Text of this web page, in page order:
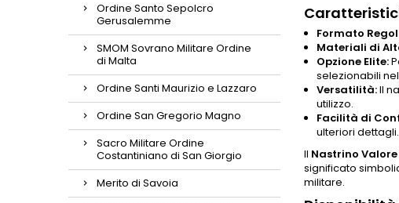
Ordine Santo Sepolcro
Gerusalemme
SMOM Sovrano Militare Ordine
di Malta
Ordine Santi Maurizio e Lazzaro
Ordine San Gregorio Magno
Sacro Militare Ordine
Costantiniano di San Giorgio
Merito di Savoia
Formato
Materiali di
Opzione Elite:
selezionabili
Versatilità:Il
utilizzo.
Facilità di
ulteriori dettagli.
Il Nastrino
significato
militare.